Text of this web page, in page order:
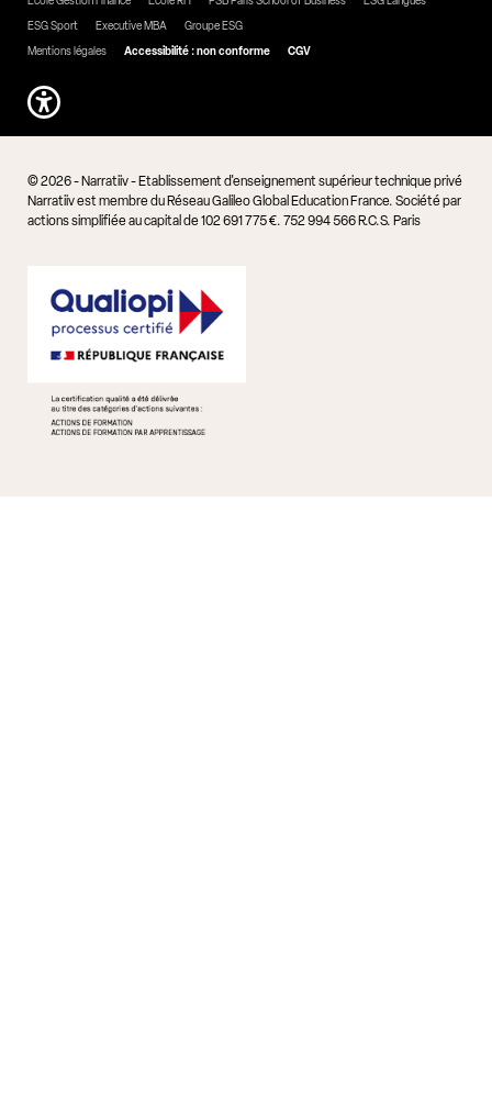
ESG Sport
Executive MBA
Groupe ESG
Mentions légales
Accessibilité : non conforme CGV
© 2026 - Narratiiv - Etablissement d'enseignement supérieur technique privé
Narratiiv est membre du Réseau Galileo Global Education France. Société par
actions simplifiée au capital de 102 691 775 €. 752 994 566 R.C.S. Paris